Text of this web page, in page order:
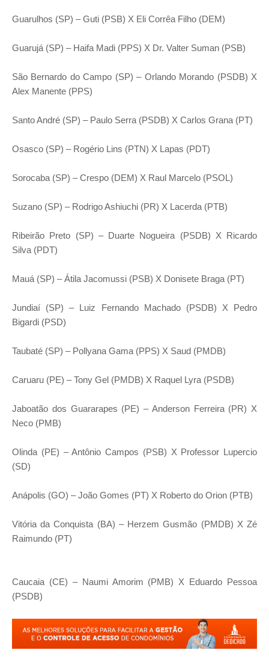
Guarulhos (SP) – Guti (PSB) X Eli Corrêa Filho (DEM)
Guarujá (SP) – Haifa Madi (PPS) X Dr. Valter Suman (PSB)
São Bernardo do Campo (SP) – Orlando Morando (PSDB) X
Alex Manente (PPS)
Santo André (SP) – Paulo Serra (PSDB) X Carlos Grana (PT)
Osasco (SP) – Rogério Lins (PTN) X Lapas (PDT)
Sorocaba (SP) – Crespo (DEM) X Raul Marcelo (PSOL)
Suzano (SP) – Rodrigo Ashiuchi (PR) X Lacerda (PTB)
Ribeirão Preto (SP) – Duarte Nogueira (PSDB) X Ricardo
Silva (PDT)
Mauá (SP) – Átila Jacomussi (PSB) X Donisete Braga (PT)
Jundiaí (SP) – Luiz Fernando Machado (PSDB) X Pedro
Bigardi (PSD)
Taubaté (SP) – Pollyana Gama (PPS) X Saud (PMDB)
Caruaru (PE) – Tony Gel (PMDB) X Raquel Lyra (PSDB)
Jaboatão dos Guararapes (PE) – Anderson Ferreira (PR) X
Neco (PMB)
Olinda (PE) – Antônio Campos (PSB) X Professor Lupercio
(SD)
Anápolis (GO) – João Gomes (PT) X Roberto do Orion (PTB)
Vitória da Conquista (BA) – Herzem Gusmão (PMDB) X Zé
Raimundo (PT)
Caucaia (CE) – Naumi Amorim (PMB) X Eduardo Pessoa
(PSDB)